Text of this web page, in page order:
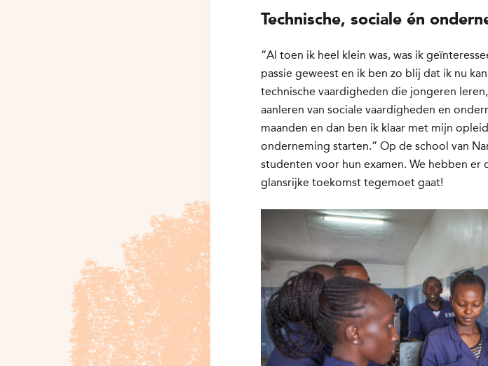
Technische, sociale én
“Al toen ik heel klein was, was ik
passie geweest en ik ben zo blij dat ik nu
technische vaardigheden die jongeren
aanleren van sociale vaardigheden en
maanden en dan ben ik klaar met mijn
onderneming starten.” Op de school van
studenten voor hun examen. We hebben er
glansrijke toekomst tegemoet gaat!